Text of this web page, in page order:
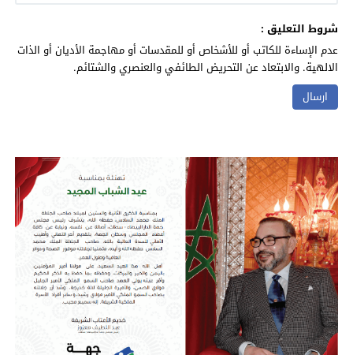
شروط التعليق :
عدم الإساءة للكاتب أو للأشخاص أو للمقدسات أو مهاجمة الأديان أو الذات
الالهية. والابتعاد عن التحريض الطائفي والعنصري والشتائم.